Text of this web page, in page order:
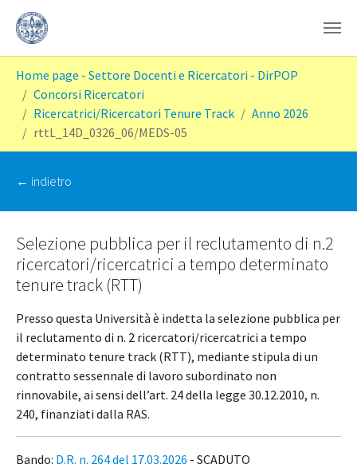
Home page - Settore Docenti e Ricercatori - DirPOP
Concorsi Ricercatori
Ricercatrici/Ricercatori Tenure Track
Anno 2026
rttL_14D_0326_06/MEDS-05
‭← indietro
Selezione pubblica per il reclutamento di n.2
ricercatori/ricercatrici a tempo determinato
tenure track (RTT)
Presso questa Università è indetta la selezione pubblica per
il reclutamento di n. 2 ricercatori/ricercatrici a tempo
determinato tenure track (RTT), mediante stipula di un
contratto sessennale di lavoro subordinato non
rinnovabile, ai sensi dell’art. 24 della legge 30.12.2010, n.
240, finanziati dalla RAS.
Bando: D.R. n. 264 del 17.03.2026 - SCADUTO